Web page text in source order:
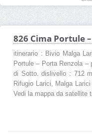
826 Cima Portule
itinerario : Bivio Malga
Portule – Porta Renzola
di Sotto. dislivello : 712
Rifugio Larici, Malga
Vedi la mappa da satellite